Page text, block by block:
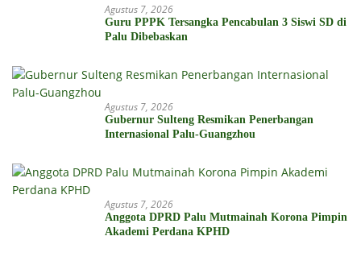
Agustus 7, 2026
Guru PPPK Tersangka Pencabulan 3 Siswi SD di
Palu Dibebaskan
Agustus 7, 2026
Gubernur Sulteng Resmikan Penerbangan
Internasional Palu-Guangzhou
Agustus 7, 2026
Anggota DPRD Palu Mutmainah Korona Pimpin
Akademi Perdana KPHD